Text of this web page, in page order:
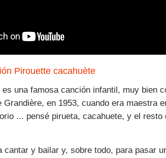
Pirouette cacahuète
es una famosa canción infantil, muy bien
Grandière, en 1953, cuando era maestra
... pensé pirueta, cacahuete, y el
cantar y bailar y, sobre todo, para pasar